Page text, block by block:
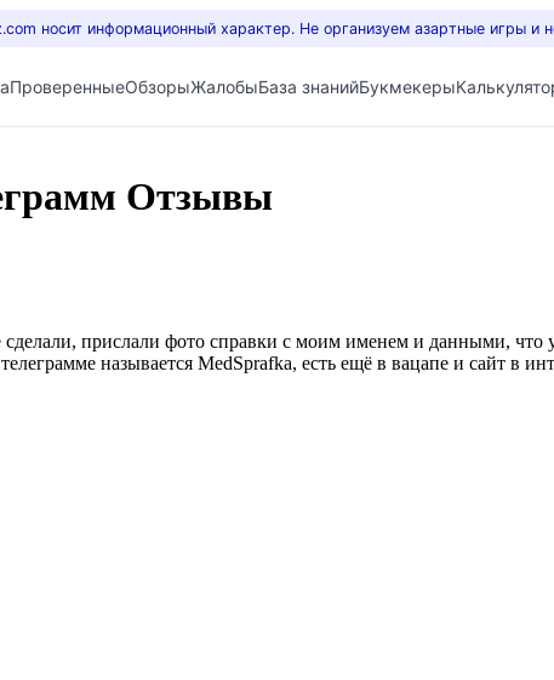
носит информационный характер. Не организуем азартные игры и
ПроверенныеОбзорыЖалобыБаза знанийБукмекеры
Отзывы
сделали, прислали фото справки с моим именем и данными, что
называется MedSprafka, есть ещё в вацапе и сайт в